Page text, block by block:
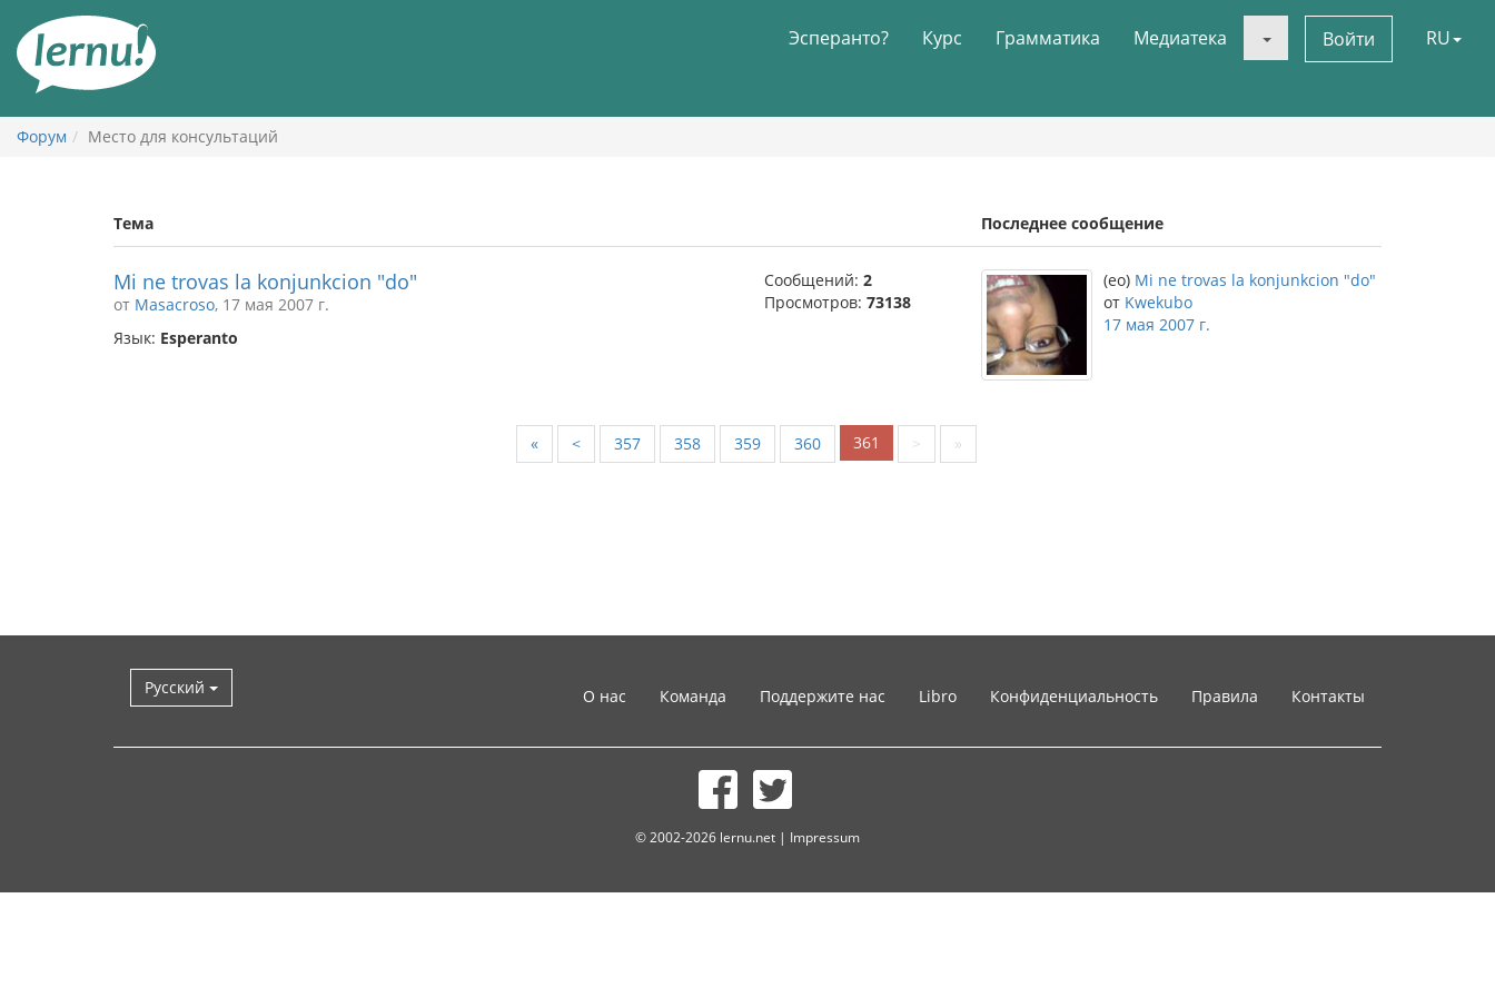
содержанию
Эсперанто? Курс Грамматика Медиатека Войти RU
Форум Место для консультаций
Тема Последнее сообщение
Mi ne trovas la konjunkcion "do"
от Masacroso, 17 мая 2007 г.
Язык: Esperanto
Сообщений: 2
Просмотров: 73138
(eo) Mi ne trovas la konjunkcion "do"
от Kwekubo
17 мая 2007 г.
« < 357 358 359 360 361 > »
Русский О нас Команда Поддержите нас Libro Конфиденциальность Правила Контакты
© 2002-2026 lernu.net | Impressum